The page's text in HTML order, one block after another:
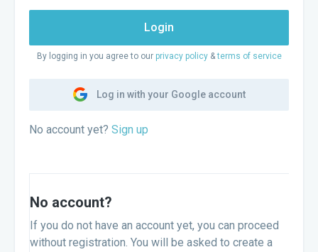
Login
By logging in you agree to our privacy policy&terms of service
Log in with your Google account
No account yet? Sign up
No account?
If you do not have an account yet, you can proceed
without registration. You will be asked to create a